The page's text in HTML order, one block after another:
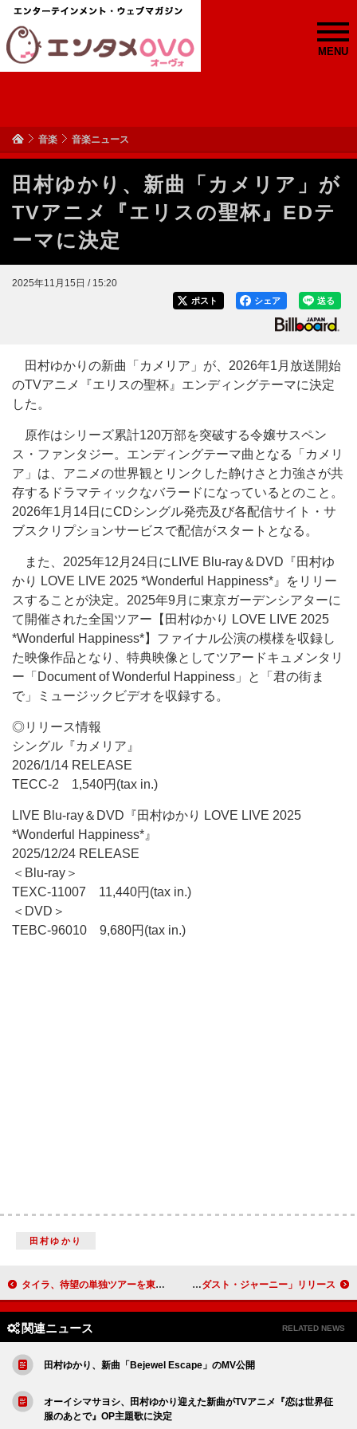
MENU
音楽 音楽ニュース
田村ゆかり、新曲「カメリア」が
TVアニメ『エリスの聖杯』EDテ
ーマに決定
2025年11月15日 / 15:20
送る
シェア
ポスト
田村ゆかりの新曲「カメリア」が、2026年1月放送開始
のTVアニメ『エリスの聖杯』エンディングテーマに決定
した。
原作はシリーズ累計120万部を突破する令嬢サスペン
ス・ファンタジー。エンディングテーマ曲となる「カメリ
ア」は、アニメの世界観とリンクした静けさと力強さが共
存するドラマティックなバラードになっているとのこと。
2026年1月14日にCDシングル発売及び各配信サイト・サ
ブスクリプションサービスで配信がスタートとなる。
また、2025年12月24日にLIVE Blu-ray＆DVD『田村ゆ
かり LOVE LIVE 2025 *Wonderful Happiness*』をリリー
スすることが決定。2025年9月に東京ガーデンシアターに
て開催された全国ツアー【田村ゆかり LOVE LIVE 2025
*Wonderful Happiness*】ファイナル公演の模様を収録し
た映像作品となり、特典映像としてツアードキュメンタリ
ー「Document of Wonderful Happiness」と「君の街ま
で」ミュージックビデオを収録する。
◎リリース情報
シングル『カメリア』
2026/1/14 RELEASE
TECC-2 1,540円(tax in.)
LIVE Blu-ray＆DVD『田村ゆかり LOVE LIVE 2025
*Wonderful Happiness*』
2025/12/24 RELEASE
＜Blu-ray＞
TEXC-11007 11,440円(tax in.)
＜DVD＞
TEBC-96010 9,680円(tax in.)
田村ゆかり
タイラ、待望の単独ツアーを東京で開幕 客席に降りて“タイガーズ”たちとダンス クジラ夜の街、ニューSG「スターダスト・ジャーニー」リリース
関連ニュース RELATED NEWS
田村ゆかり、新曲「Bejewel Escape」のMV公開
オーイシマサヨシ、田村ゆかり迎えた新曲がTVアニメ『恋は世界征
服のあとで』OP主題歌に決定